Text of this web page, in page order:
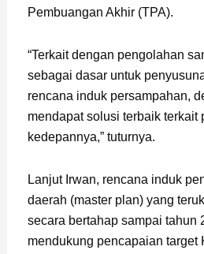
Pembuangan Akhir (TPA).
“Terkait dengan pengolahan
sebagai dasar untuk
rencana induk persampahan,
mendapat solusi terbaik terkait
kedepannya,” tuturnya.
Lanjut Irwan, rencana induk
daerah (master plan) yang
secara bertahap sampai tahun
mendukung pencapaian target